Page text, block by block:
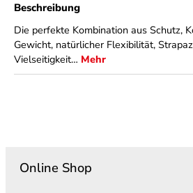
Beschreibung
Die perfekte Kombination aus Schutz,
Gewicht, natürlicher Flexibilität,
Vielseitigkeit… Mehr
Online Shop